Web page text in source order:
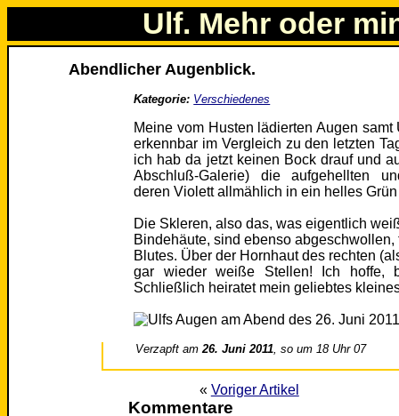
Ulf. Mehr oder
Abendlicher Augenblick.
Kategorie: Verschiedenes
Meine vom Husten lädierten Augen
erkennbar im Vergleich zu den letzten
ich hab da jetzt keinen Bock drauf und
Abschluß-Galerie) die aufgehellten
deren Violett allmählich in ein helles
Die Skleren, also das, was eigentlich
Bindehäute, sind ebenso
Blutes. Über der Hornhaut des rechten
gar wieder weiße Stellen! Ich hoffe,
Schließlich heiratet mein geliebtes
Verzapft am26. Juni 2011, so um 18 Uhr 07
« Voriger Artikel
Kommentare